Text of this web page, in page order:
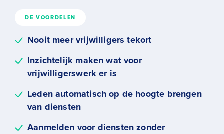
DE VOORDELEN
Nooit meer vrijwilligers tekort
Inzichtelijk maken wat voor
vrijwilligerswerk er is
Leden automatisch op de hoogte brengen
van diensten
Aanmelden voor diensten zonder